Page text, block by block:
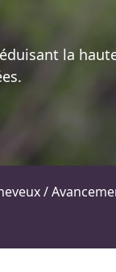
la
/